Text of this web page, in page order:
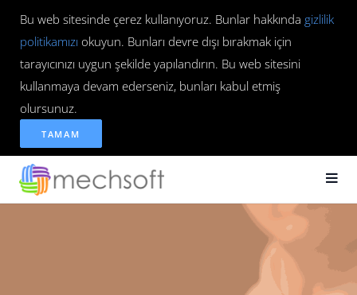
Bu web sitesinde çerez kullanıyoruz. Bunlar hakkında gizlilik
politikamızı okuyun. Bunları devre dışı bırakmak için
tarayıcınızı uygun şekilde yapılandırın. Bu web sitesini
kullanmaya devam ederseniz, bunları kabul etmiş
olursunuz.
TAMAM